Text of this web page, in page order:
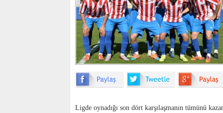
Ligde oynadığı son dört karşılaşmanın tümünü